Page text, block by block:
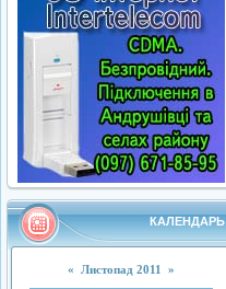
КАЛЕНДАРЬ
« Листопад 2011 »